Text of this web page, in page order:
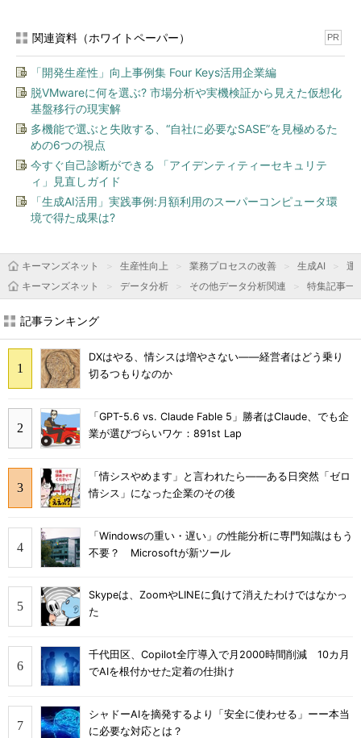
関連資料（ホワイトペーパー） PR
「開発生産性」向上事例集 Four Keys活用企業編
脱VMwareに何を選ぶ? 市場分析や実機検証から見えた仮想化
基盤移行の現実解
多機能で選ぶと失敗する、“自社に必要なSASE”を見極めるた
めの6つの視点
今すぐ自己診断ができる 「アイデンティティーセキュリテ
ィ」見直しガイド
「生成AI活用」実践事例:月額利用のスーパーコンピュータ環
境で得た成果は?
キーマンズネット 生産性向上 業務プロセスの改善 生成AI
運
キーマンズネット
データ分析 その他データ分析関連 特集記事一
記事ランキング
DXはやる、情シスは増やさない――経営者はどう乗り
切るつもりなのか
「GPT-5.6 vs. Claude Fable 5」勝者はClaude、でも企
業が選びづらいワケ：891st Lap
「情シスやめます」と言われたら――ある日突然「ゼロ
情シス」になった企業のその後
「Windowsの重い・遅い」の性能分析に専門知識はもう
不要？ Microsoftが新ツール
Skypeは、ZoomやLINEに負けて消えたわけではなかっ
た
千代田区、Copilot全庁導入で月2000時間削減 10カ月
でAIを根付かせた定着の仕掛け
シャドーAIを摘発するより「安全に使わせる」ーー本当
に必要な対応とは？